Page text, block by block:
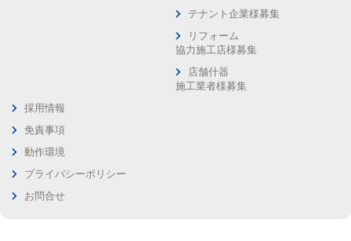
テナント企業様募集
リフォーム
協力施工店様募集
店舗什器
施工業者様募集
採用情報
免責事項
動作環境
プライバシーポリシー
お問合せ